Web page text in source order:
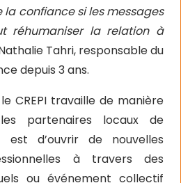
la confiance si les messages
réhumaniser la relation à
Tahri, responsable du
depuis 3 ans.
CREPI travaille de manière
partenaires locaux de
est d’ouvrir de nouvelles
à travers des
ou événement collectif